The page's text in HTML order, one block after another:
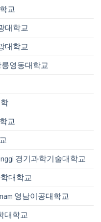
교
대학교
대학교
릉영동대학교
교
경기과학기술대학교
학대학교
영남이공대학교
대학교